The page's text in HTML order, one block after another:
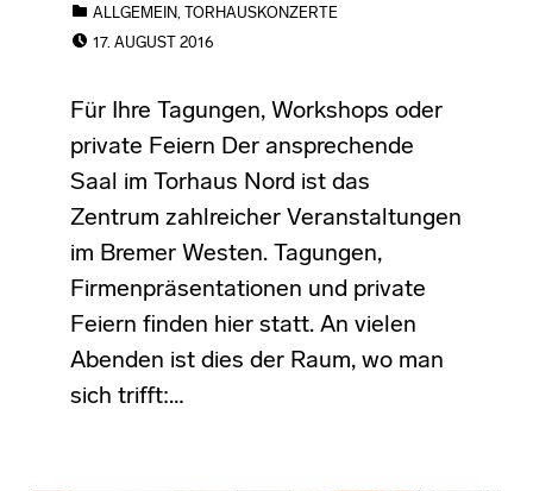
ALLGEMEIN
TORHAUSKONZERTE
17. AUGUST 2016
Für Ihre Tagungen, Workshops oder
private Feiern Der ansprechende
Saal im Torhaus Nord ist das
Zentrum zahlreicher Veranstaltungen
im Bremer Westen. Tagungen,
Firmenpräsentationen und private
Feiern finden hier statt. An vielen
Abenden ist dies der Raum, wo man
sich trifft:…